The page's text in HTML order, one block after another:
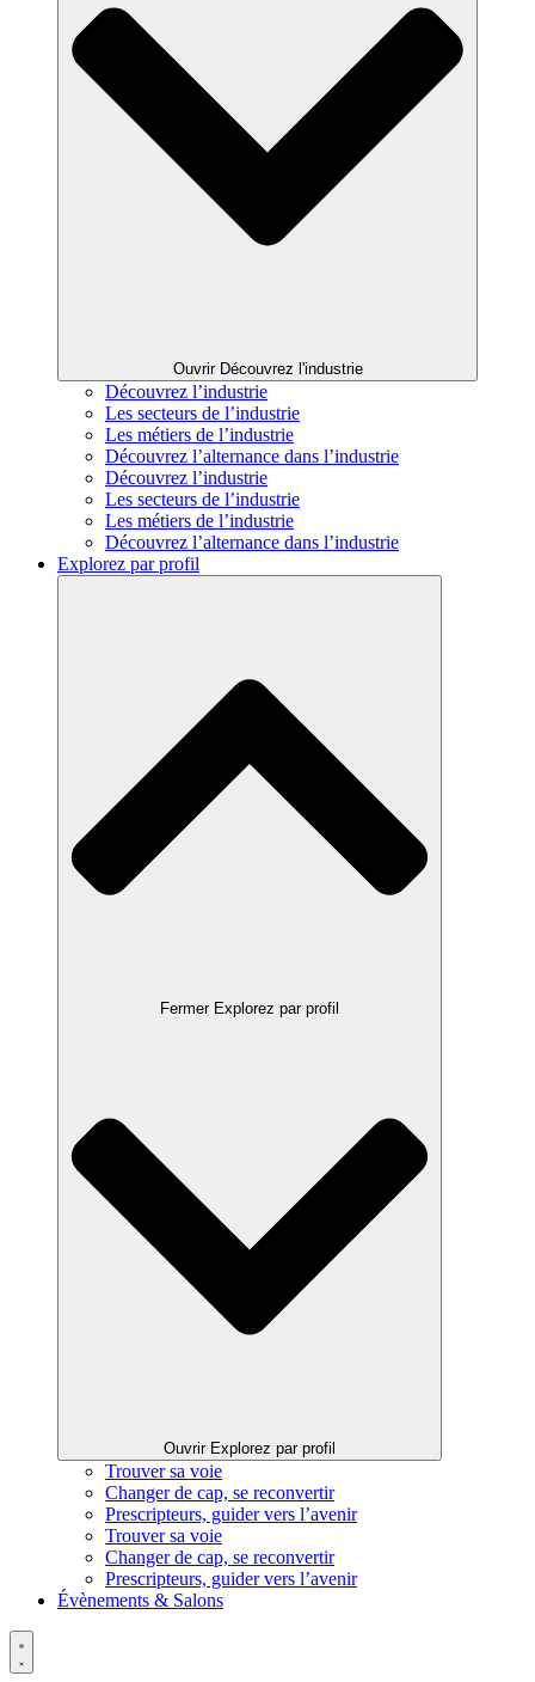
Ouvrir Découvrez l'industrie
Découvrez l’industrie
Les secteurs de l’industrie
Les métiers de l’industrie
Découvrez l’alternance dans l’industrie
Découvrez l’industrie
Les secteurs de l’industrie
Les métiers de l’industrie
Découvrez l’alternance dans l’industrie
Explorez par profil
Fermer Explorez par profil
Ouvrir Explorez par profil
Trouver sa voie
Changer de cap, se reconvertir
Prescripteurs, guider vers l’avenir
Trouver sa voie
Changer de cap, se reconvertir
Prescripteurs, guider vers l’avenir
Évènements & Salons